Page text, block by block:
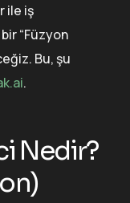
ile iş
bir “Füzyon
Bu, şu
.
Nedir?